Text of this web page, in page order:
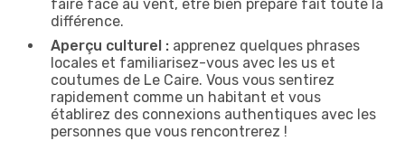
faire face au vent, être bien préparé fait toute la
différence.
Aperçu culturel : apprenez quelques phrases
locales et familiarisez-vous avec les us et
coutumes de Le Caire. Vous vous sentirez
rapidement comme un habitant et vous
établirez des connexions authentiques avec les
personnes que vous rencontrerez !